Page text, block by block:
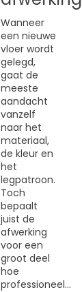
Wanneer
een nieuwe
vloer wordt
gelegd,
gaat de
meeste
aandacht
vanzelf
naar het
materiaal,
de kleur en
het
legpatroon.
Toch
bepaalt
juist de
afwerking
voor een
groot deel
hoe
professioneel...